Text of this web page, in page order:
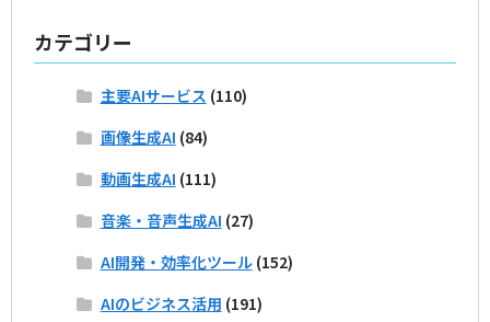
カテゴリー
主要AIサービス (110)
画像生成AI (84)
動画生成AI (111)
音楽・音声生成AI (27)
AI開発・効率化ツール(152)
AIのビジネス活用 (191)